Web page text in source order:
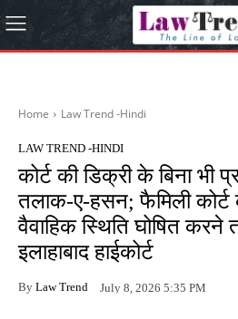
Home Law Trend -Hindi
LAW TREND -HINDI
कोर्ट की डिक्री के बिना भी
तलाक-ए-हसन; फैमिली
वैवाहिक स्थिति घोषित करने
इलाहाबाद हाईकोर्ट
By Law Trend July 8, 2026 5:35 PM